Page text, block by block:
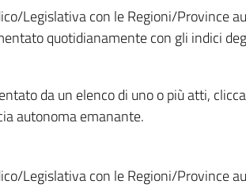
Legislativa con le Regioni/
quotidianamente con gli indici
da un elenco di uno o più atti,
autonoma emanante.
Legislativa con le Regioni/Province